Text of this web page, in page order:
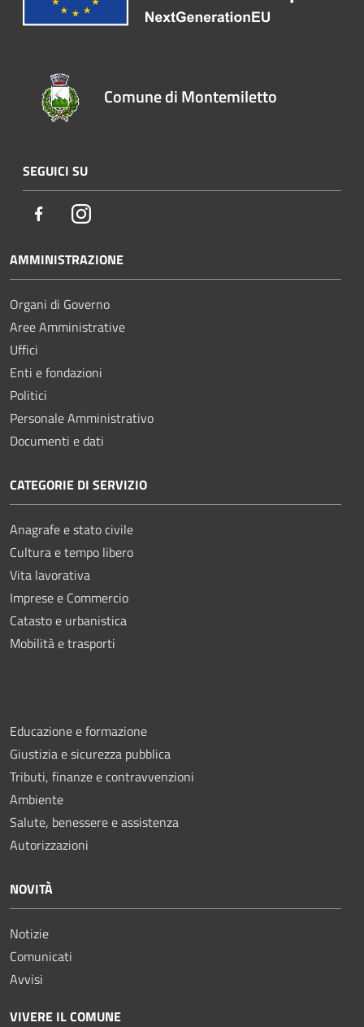
Comune di Montemiletto
SEGUICI SU
FacebookInstagram
AMMINISTRAZIONE
Organi di Governo
Aree Amministrative
Uffici
Enti e fondazioni
Politici
Personale Amministrativo
Documenti e dati
CATEGORIE DI SERVIZIO
Anagrafe e stato civile
Cultura e tempo libero
Vita lavorativa
Imprese e Commercio
Catasto e urbanistica
Mobilità e trasporti
Educazione e formazione
Giustizia e sicurezza pubblica
Tributi, finanze e contravvenzioni
Ambiente
Salute, benessere e assistenza
Autorizzazioni
NOVITÀ
Notizie
Comunicati
Avvisi
VIVERE IL COMUNE